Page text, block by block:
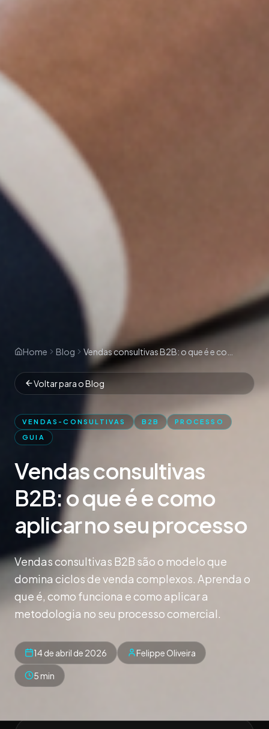
Home Blog
Voltar para o Blog
VENDAS-CONSULTIVAS B2B
PROCESSO
GUIA
Vendas consultivas
B2B: o que é e como
aplicar no seu processo
Vendas consultivas B2B são o modelo que
domina ciclos de venda complexos. Aprenda o
que é, como funciona e como aplicar a
metodologia no seu processo comercial.
14 de abril de 2026 Felippe Oliveira
5 min